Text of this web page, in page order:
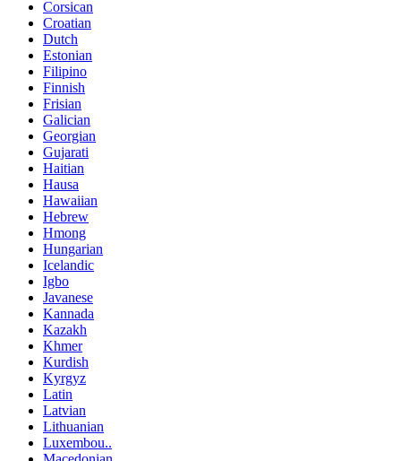
Corsican
Croatian
Dutch
Estonian
Filipino
Finnish
Frisian
Galician
Georgian
Gujarati
Haitian
Hausa
Hawaiian
Hebrew
Hmong
Hungarian
Icelandic
Igbo
Javanese
Kannada
Kazakh
Khmer
Kurdish
Kyrgyz
Latin
Latvian
Lithuanian
Luxembou..